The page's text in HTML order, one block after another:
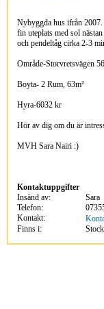
Nybyggda hus ifrån
fin uteplats med sol
och pendeltåg cirka 2-3
Område-Storvretsvägen
Boyta- 2 Rum, 63m²
Hyra-6032 kr
Hör av dig om du är
MVH Sara Nairi :)
Kontaktuppgifter
Insänd av:
Sara
Telefon:
Kontakt:
Finns i: